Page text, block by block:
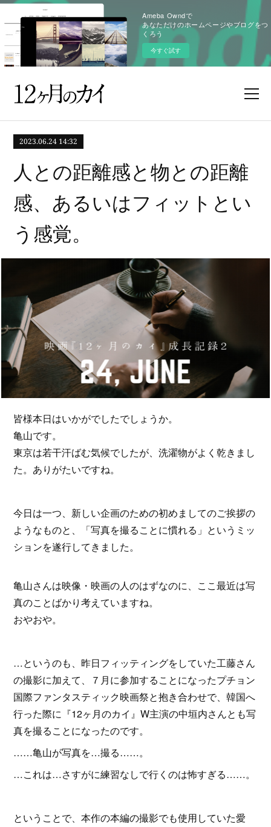
Ameba Owndで
あなただけのホームページやブログをつ
くろう
今すぐ試す
2023.06.24 14:32
人との距離感と物との距離
感、あるいはフィットとい
う感覚。
皆様本日はいかがでしたでしょうか。
亀山です。
東京は若干汗ばむ気候でしたが、洗濯物がよく乾きまし
た。ありがたいですね。
今日は一つ、新しい企画のための初めましてのご挨拶の
ようなものと、「写真を撮ることに慣れる」というミッ
ションを遂行してきました。
亀山さんは映像・映画の人のはずなのに、ここ最近は写
真のことばかり考えていますね。
おやおや。
…というのも、昨日フィッティングをしていた工藤さん
の撮影に加えて、７月に参加することになったプチョン
国際ファンタスティック映画祭と抱き合わせで、韓国へ
行った際に『12ヶ月のカイ』W主演の中垣内さんとも写
真を撮ることになったのです。
……亀山が写真を…撮る……。
…これは…さすがに練習なしで行くのは怖すぎる……。
ということで、本作の本編の撮影でも使用していた愛